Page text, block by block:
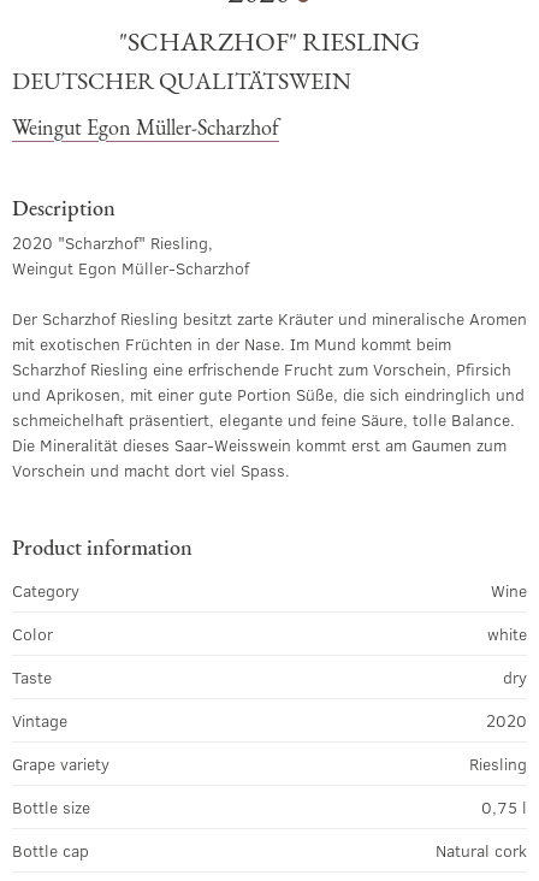
"SCHARZHOF" RIESLING
DEUTSCHER QUALITÄTSWEIN
Weingut Egon Müller-Scharzhof
Description
2020 "Scharzhof" Riesling,
Weingut Egon Müller-Scharzhof
Der Scharzhof Riesling besitzt zarte Kräuter und mineralische Aromen
mit exotischen Früchten in der Nase. Im Mund kommt beim
Scharzhof Riesling eine erfrischende Frucht zum Vorschein, Pfirsich
und Aprikosen, mit einer gute Portion Süße, die sich eindringlich und
schmeichelhaft präsentiert, elegante und feine Säure, tolle Balance.
Die Mineralität dieses Saar-Weisswein kommt erst am Gaumen zum
Vorschein und macht dort viel Spass.
Product information
Category
Wine
Color
white
Taste
dry
Vintage
2020
Grape variety
Riesling
Bottle size
0,75 l
Bottle cap
Natural cork